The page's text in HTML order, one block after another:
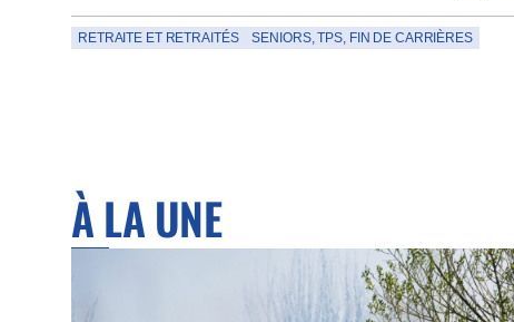
RETRAITE ET RETRAITÉS SENIORS, TPS, FIN DE CARRIÈRES
À LA UNE